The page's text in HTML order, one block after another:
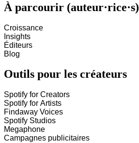
À parcourir (auteur·rice·s)
Croissance
Insights
Éditeurs
Blog
Outils pour les créateurs
Spotify for Creators
Spotify for Artists
Findaway Voices
Spotify Studios
Megaphone
Campagnes publicitaires